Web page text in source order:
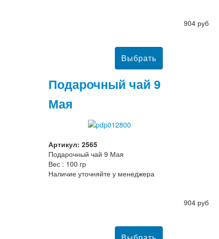
904 руб
Подарочный чай 9
Мая
Артикул: 2565
Подарочный чай 9 Мая
Вес : 100 гр
Наличие уточняйте у менеджера
904 руб